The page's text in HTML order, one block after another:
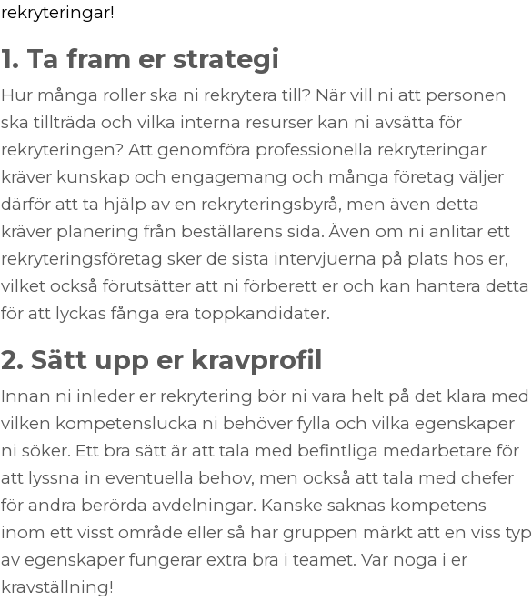
rekryteringar!
1. Ta fram er strategi
Hur många roller ska ni rekrytera till? När vill ni att personen
ska tillträda och vilka interna resurser kan ni avsätta för
rekryteringen? Att genomföra professionella rekryteringar
kräver kunskap och engagemang och många företag väljer
därför att ta hjälp av en rekryteringsbyrå, men även detta
kräver planering från beställarens sida. Även om ni anlitar ett
rekryteringsföretag sker de sista intervjuerna på plats hos er,
vilket också förutsätter att ni förberett er och kan hantera detta
för att lyckas fånga era toppkandidater.
2. Sätt upp er kravprofil
Innan ni inleder er rekrytering bör ni vara helt på det klara med
vilken kompetenslucka ni behöver fylla och vilka egenskaper
ni söker. Ett bra sätt är att tala med befintliga medarbetare för
att lyssna in eventuella behov, men också att tala med chefer
för andra berörda avdelningar. Kanske saknas kompetens
inom ett visst område eller så har gruppen märkt att en viss typ
av egenskaper fungerar extra bra i teamet. Var noga i er
kravställning!